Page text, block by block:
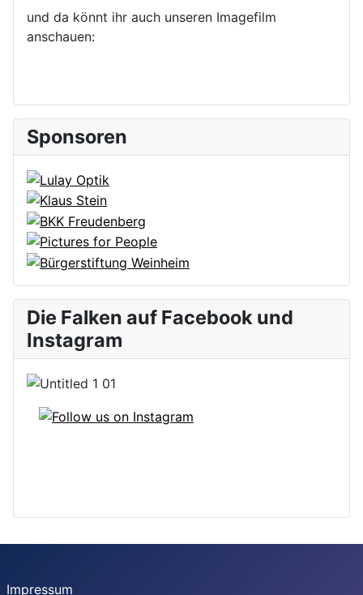
und da könnt ihr auch unseren Imagefilm
anschauen:
Sponsoren
Die Falken auf Facebook und
Instagram
Impressum